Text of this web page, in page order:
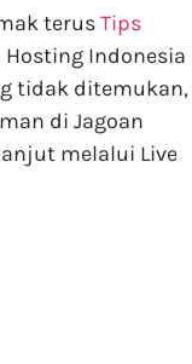
terusTips
Indonesia
tidak ditemukan,
di Jagoan
melalui Live